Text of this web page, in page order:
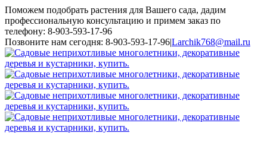
Поможем подобрать растения для Вашего сада, дадим
профессиональную консультацию и примем заказ по
телефону: 8-903-593-17-96
Toggle
SlidingBar
Area
Позвоните нам сегодня: 8-903-593-17-96|Larchik768@mail.ru